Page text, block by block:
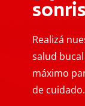
Realizá
salud
máximo
de cuidado.